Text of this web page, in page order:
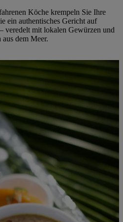
Köche krempeln Sie Ihre
ein authentisches Gericht auf
veredelt mit lokalen Gewürzen und
dem Meer.